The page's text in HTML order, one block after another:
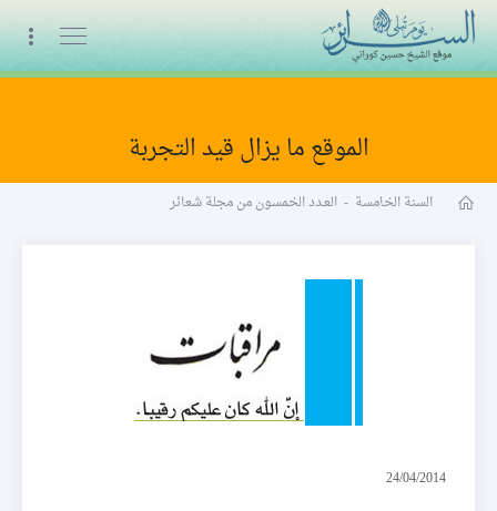
البث المباشر
الموقع ما يزال قيد التجربة
السنة الخامسة - العـدد الخمسون من مجلة شعائر
24/04/2014